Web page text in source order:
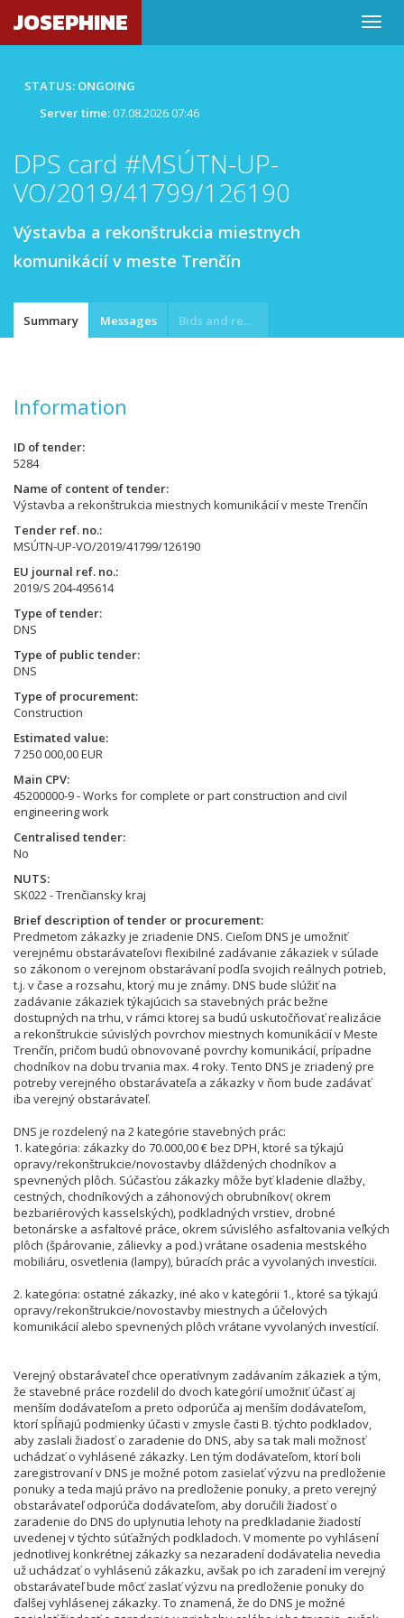
JOSEPHINE
STATUS: ONGOING
Server time:07.08.2026 07:46
DPS card #MSÚTN-UP-
VO/2019/41799/126190
Výstavba a rekonštrukcia miestnych
komunikácií v meste Trenčín
Summary Messages Bids and requests
Information
ID of tender
5284
Name of content of tender
Výstavba a rekonštrukcia miestnych komunikácií v meste Trenčín
Tender ref. no.
MSÚTN-UP-VO/2019/41799/126190
EU journal ref. no.
2019/S 204-495614
Type of tender
DNS
Type of public tender
DNS
Type of procurement
Construction
Estimated value
7 250 000,00 EUR
Main CPV
45200000-9 - Works for complete or part construction and civil
engineering work
Centralised tender
No
NUTS
SK022 - Trenčiansky kraj
Brief description of tender or procurement
Predmetom zákazky je zriadenie DNS. Cieľom DNS je umožniť
verejnému obstarávateľovi flexibilné zadávanie zákaziek v súlade
so zákonom o verejnom obstarávaní podľa svojich reálnych potrieb,
t.j. v čase a rozsahu, ktorý mu je známy. DNS bude slúžiť na
zadávanie zákaziek týkajúcich sa stavebných prác bežne
dostupných na trhu, v rámci ktorej sa budú uskutočňovať realizácie
a rekonštrukcie súvislých povrchov miestnych komunikácií v Meste
Trenčín, pričom budú obnovované povrchy komunikácií, prípadne
chodníkov na dobu trvania max. 4 roky. Tento DNS je zriadený pre
potreby verejného obstarávateľa a zákazky v ňom bude zadávať
iba verejný obstarávateľ.
DNS je rozdelený na 2 kategórie stavebných prác:
1. kategória: zákazky do 70.000,00 € bez DPH, ktoré sa týkajú
opravy/rekonštrukcie/novostavby dláždených chodníkov a
spevnených plôch. Súčasťou zákazky môže byť kladenie dlažby,
cestných, chodníkových a záhonových obrubníkov( okrem
bezbariérových kasselských), podkladných vrstiev, drobné
betonárske a asfaltové práce, okrem súvislého asfaltovania veľkých
plôch (špárovanie, zálievky a pod.) vrátane osadenia mestského
mobiliáru, osvetlenia (lampy), búracích prác a vyvolaných investícii.
2. kategória: ostatné zákazky, iné ako v kategórii 1., ktoré sa týkajú
opravy/rekonštrukcie/novostavby miestnych a účelových
komunikácií alebo spevnených plôch vrátane vyvolaných investícií.
Verejný obstarávateľ chce operatívnym zadávaním zákaziek a tým,
že stavebné práce rozdelil do dvoch kategórií umožniť účasť aj
menším dodávateľom a preto odporúča aj menším dodávateľom,
ktorí spĺňajú podmienky účasti v zmysle časti B. týchto podkladov,
aby zaslali žiadosť o zaradenie do DNS, aby sa tak mali možnosť
uchádzať o vyhlásené zákazky. Len tým dodávateľom, ktorí boli
zaregistrovaní v DNS je možné potom zasielať výzvu na predloženie
ponuky a teda majú právo na predloženie ponuky, a preto verejný
obstarávateľ odporúča dodávateľom, aby doručili žiadosť o
zaradenie do DNS do uplynutia lehoty na predkladanie žiadostí
uvedenej v týchto súťažných podkladoch. V momente po vyhlásení
jednotlivej konkrétnej zákazky sa nezaradení dodávatelia nevedia
už uchádzať o vyhlásenú zákazku, avšak po ich zaradení im verejný
obstarávateľ bude môcť zaslať výzvu na predloženie ponuky do
ďalšej vyhlásenej zákazky. To znamená, že do DNS je možné